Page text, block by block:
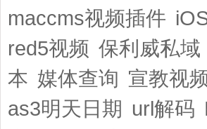
maccms视频插件
red5视频 保利威私域
本 媒体查询 宣教视
as3明天日期 url解码